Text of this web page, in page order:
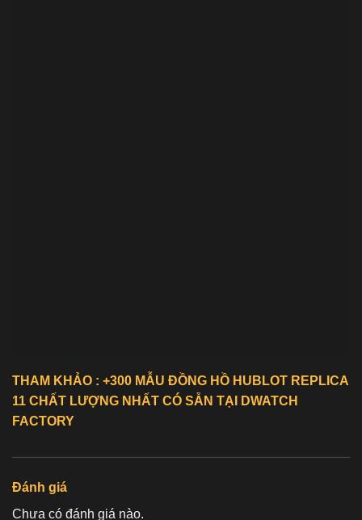
THAM KHẢO : +300 MẪU ĐỒNG HỒ HUBLOT REPLICA
11 CHẤT LƯỢNG NHẤT CÓ SẴN TẠI DWATCH
FACTORY
Đánh giá
Chưa có đánh giá nào.